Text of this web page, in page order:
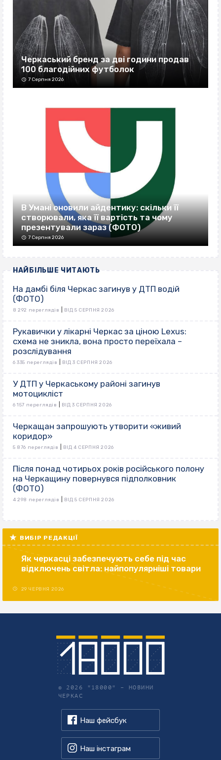
Черкаський бренд за дві години продав
100 благодійних футболок
7 Серпня 2026
В Умані оновили айдентику: скільки її
створювали, яка її вартість та чому
презентували зараз (ФОТО)
7 Серпня 2026
НАЙБІЛЬШЕ ЧИТАЮТЬ
На дамбі біля Черкас загинув у ДТП водій
(ФОТО)
8 292 переглядів ВІД 5 СЕРПНЯ 2026
Рукавички у лікарні Черкас за ціною Lexus:
схема не зникла, вона просто переїхала –
розслідування
6 335 переглядів ВІД 3 СЕРПНЯ 2026
У ДТП у Черкаському районі загинув
мотоцикліст
6 157 переглядів ВІД 3 СЕРПНЯ 2026
Черкащан запрошують утворити «живий
коридор»
5 876 переглядів ВІД 4 СЕРПНЯ 2026
Після понад чотирьох років російського полону
на Черкащину повернувся підполковник
(ФОТО)
4 298 переглядів ВІД 5 СЕРПНЯ 2026
ВИБІР РЕДАКЦІЇ
Як черкасці забезпечують себе під час
відключень світла: найпопулярніші товари
29 ЧЕРВНЯ 2026
© 2026 "18000" – НОВИНИ
ЧЕРКАС
Наш фейсбук
Наш інстаграм